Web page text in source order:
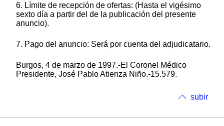
6. Límite de recepción de ofertas: (Hasta el vigésimo
sexto día a partir del de la publicación del presente
anuncio).
7. Pago del anuncio: Será por cuenta del adjudicatario.
Burgos, 4 de marzo de 1997.-El Coronel Médico
Presidente, José Pablo Atienza Niño.-15.579.
subir